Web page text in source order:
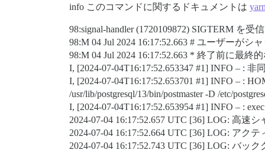
info このコマンドに関するドキュメントは
98:signal-handler (1720109872) SIGTERM を
98:M 04 Jul 2024 16:17:52.663 # ユーザーが
98:M 04 Jul 2024 16:17:52.663 * 終了前に最
I, [2024-07-04T16:17:52.653347 #1] INFO – : 非
I, [2024-07-04T16:17:52.653701 #1] INFO – :
/usr/lib/postgresql/13/bin/postmaster -D /etc/
I, [2024-07-04T16:17:52.653954 #1] INFO – :
2024-07-04 16:17:52.657 UTC [36] LOG: 高速
2024-07-04 16:17:52.664 UTC [36] LOG: アク
2024-07-04 16:17:52.743 UTC [36] LOG: バッ